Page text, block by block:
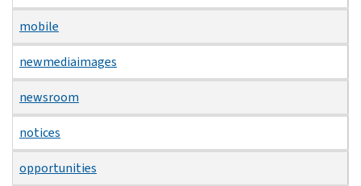
mobile
newmediaimages
newsroom
notices
opportunities